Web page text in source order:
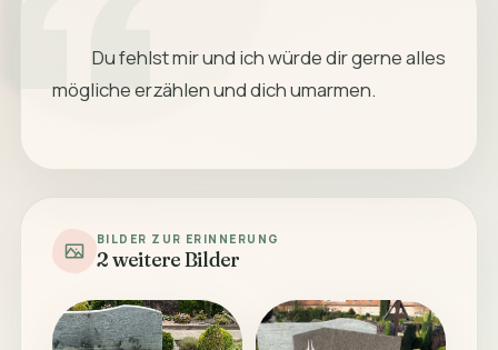
mögliche erzählen und dich umarmen.
BILDER ZUR ERINNERUNG
2 weitere Bilder